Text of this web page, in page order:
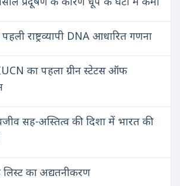
राष्ट्रव्यापी DNA आधारित गणना
का पहला ग्रीन स्टेटस ऑफ
सह-अस्तित्व की दिशा में भारत की
का अद्यतनीकरण